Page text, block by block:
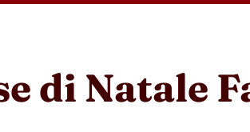
di Natale